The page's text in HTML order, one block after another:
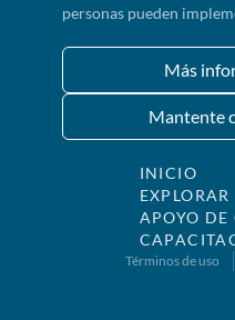
personas pueden
Más
Mantente
INICIO
EXPLORAR
APOYO DE
Términos de uso